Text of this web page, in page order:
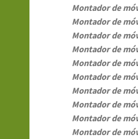
Montador de
Montador de
Montador de
Montador de
Montador de
Montador de
Montador de
Montador de
Montador de
Montador de